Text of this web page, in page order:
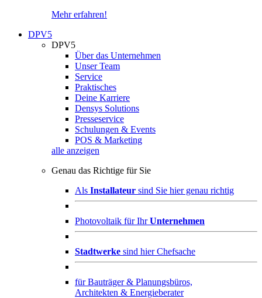
Mehr erfahren!
DPV5
DPV5
Über das Unternehmen
Unser Team
Service
Praktisches
Deine Karriere
Densys Solutions
Presseservice
Schulungen & Events
POS & Marketing
alle anzeigen
Genau das Richtige für Sie
Als Installateur sind Sie hier genau richtig
Photovoltaik für IhrUnternehmen
Stadtwerke sind hier Chefsache
fürBauträger & Planungsbüros,
Architekten & Energieberater